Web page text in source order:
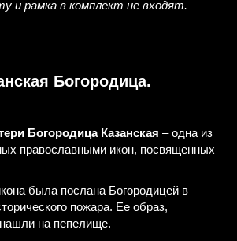
и рамка в комплект не входят.
Богородица.
Богородица Казанская – одна из
православными икон, посвященных
была послана Богородицей в
пожара. Ее образ,
на пепелище.